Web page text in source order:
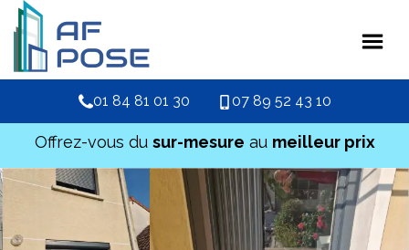
01 84 81 01 30 07 89 52 43 10
Offrez-vous du sur-mesure au meilleur prix